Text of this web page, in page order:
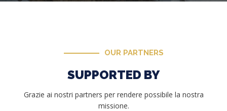
OUR PARTNERS
SUPPORTED BY
Grazie ai nostri partners per rendere possibile la nostra
missione.